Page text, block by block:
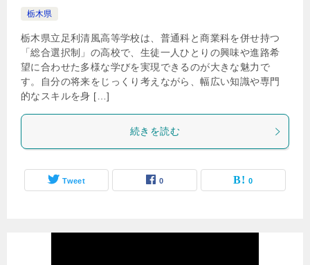
栃木県
栃木県立足利清風高等学校は、普通科と商業科を併せ持つ
「総合選択制」の高校で、生徒一人ひとりの興味や進路希
望に合わせた多様な学びを実現できるのが大きな魅力で
す。自分の将来をじっくり考えながら、幅広い知識や専門
的なスキルを身 […]
続きを読む
Tweet 0 0